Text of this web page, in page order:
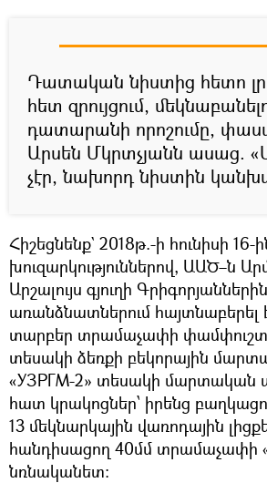
Դատական նիստից հետո
հետ զրույցում,
դատարանի որոշումը,
Արսեն Մկրտչյանն ասաց.
չէր, նախորդ նիստին
Հիշեցնենք` 2018թ.-ի հունիսի
խուզարկություններով, ԱԱԾ–ն
Արշալույս գյուղի
առանձնատներում հայտնաբերել
տարբեր տրամաչափի
տեսակի ձեռքի բեկորային
«УЗРГМ-2» տեսակի մարտական
հատ կրակոցներ՝ իրենց
13 մեկնարկային վառոդային
հանդիսացող 40մմ տրամաչափի
նռնականետ։